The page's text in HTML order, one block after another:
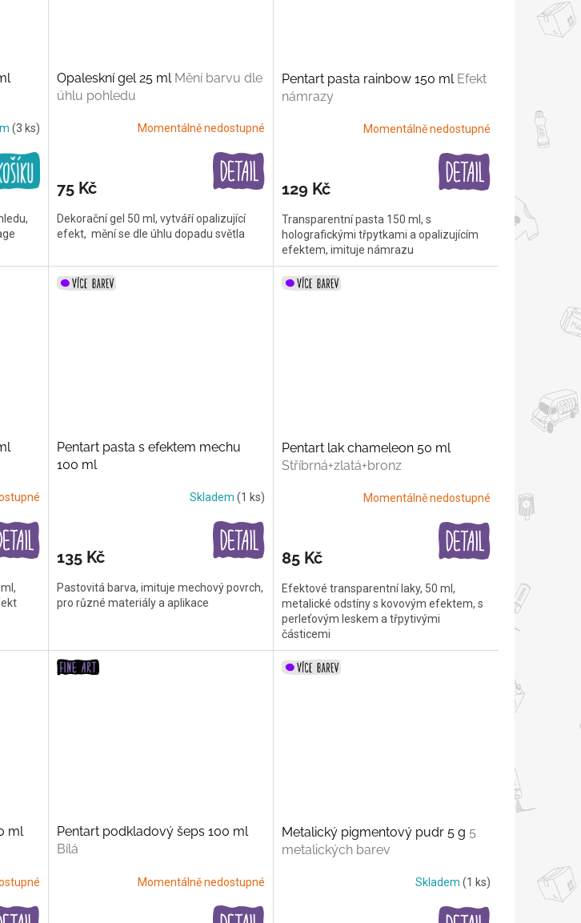
(3 ks)
Opaleskní gel 25 ml Mění barvu dle
úhlu pohledu
Momentálně nedostupné
75 Kč
Dekorační gel 50 ml, vytváří opalizující
efekt, mění se dle úhlu dopadu světla
Pentart pasta rainbow 150 ml Efekt
námrazy
Momentálně nedostupné
129 Kč
Transparentní pasta 150 ml, s
holografickými třpytkami a opalizujícím
efektem, imituje námrazu
Pentart pasta s efektem mechu
100 ml
Skladem (1 ks)
135 Kč
Pastovitá barva, imituje mechový povrch,
pro různé materiály a aplikace
Pentart lak chameleon 50 ml
Stříbrná+zlatá+bronz
Momentálně nedostupné
85 Kč
Efektové transparentní laky, 50 ml,
metalické odstíny s kovovým efektem, s
perleťovým leskem a třpytivými
částicemi
ml
Pentart podkladový šeps 100 ml
Bílá
Momentálně nedostupné
Metalický pigmentový pudr 5 g 5
metalických barev
Skladem (1 ks)